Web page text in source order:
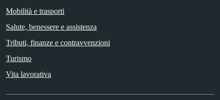
Mobilità e trasporti
Salute, benessere e assistenza
Tributi, finanze e contravvenzioni
Turismo
Vita lavorativa